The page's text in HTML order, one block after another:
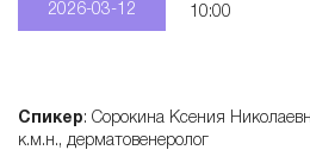
2026-03-12 10:00
Спикер: Сорокина Ксения
к.м.н., дерматовенеролог